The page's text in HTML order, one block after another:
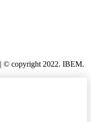
| © copyright 2022. IBEM.